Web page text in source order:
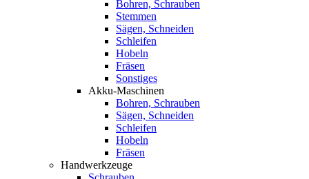
Bohren, Schrauben
Stemmen
Sägen, Schneiden
Schleifen
Hobeln
Fräsen
Sonstiges
Akku-Maschinen
Bohren, Schrauben
Sägen, Schneiden
Schleifen
Hobeln
Fräsen
Handwerkzeuge